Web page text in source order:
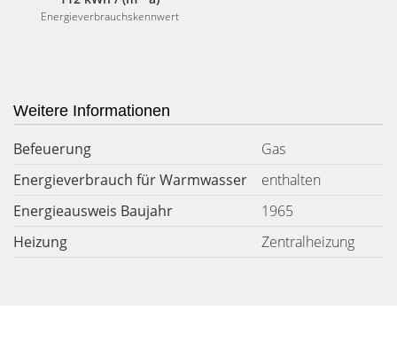
Energieverbrauchskennwert
Weitere Informationen
Befeuerung
Gas
Energieverbrauch für Warmwasser
enthalten
Energieausweis Baujahr
1965
Heizung
Zentralheizung